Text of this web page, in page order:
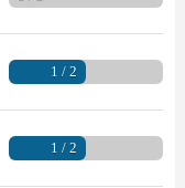
1 / 2
1 / 2